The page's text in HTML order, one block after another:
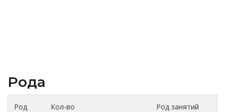
Рода
Род
Кол-во
Род занятий